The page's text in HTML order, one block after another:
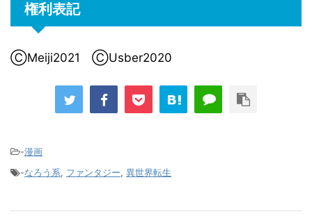
権利表記
ⒸMeiji2021 ⒸUsber2020
-漫画
-なろう系, ファンタジー, 異世界転生